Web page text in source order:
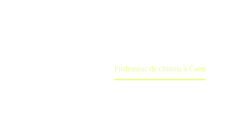
Professeur de chinois à Caen